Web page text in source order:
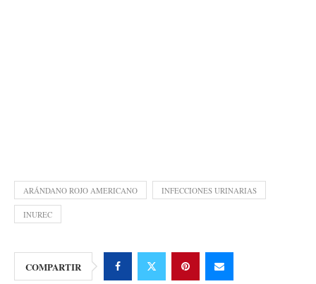
ARÁNDANO ROJO AMERICANO INFECCIONES URINARIAS
INUREC
COMPARTIR